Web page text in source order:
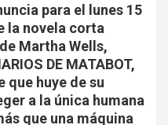
para el lunes 15
la novela corta
Martha Wells,
DE MATABOT,
que huye de su
a la única humana
que una máquina